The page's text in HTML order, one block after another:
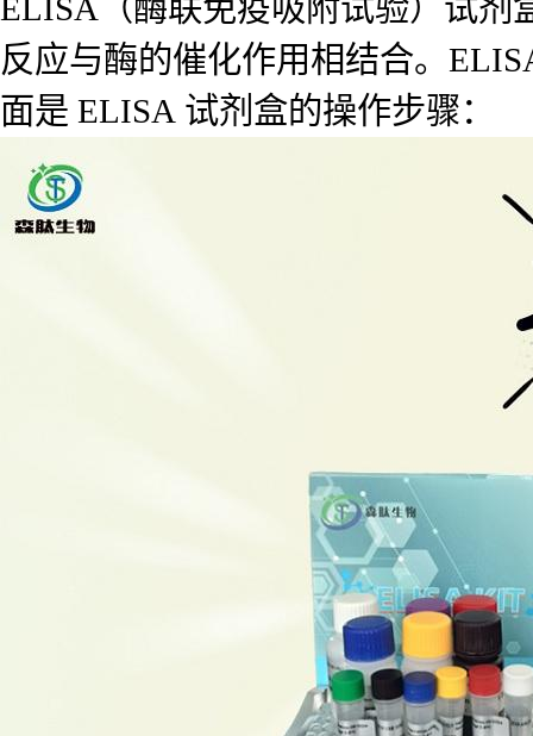
ELISA（酶联免疫吸附试验）试剂
反应与酶的催化作用相结合。
面是 ELISA 试剂盒的操作步骤：